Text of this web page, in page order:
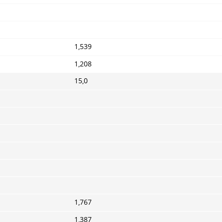
1,539
1,208
15,0
1,767
1,387